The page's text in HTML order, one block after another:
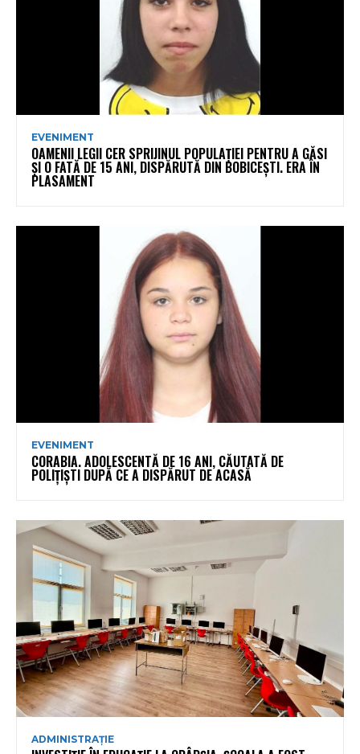
EVENIMENT
OAMENII LEGII CER SPRIJINUL POPULAȚIEI PENTRU A GĂSI
ȘI O FATĂ DE 15 ANI, DISPĂRUTĂ DIN BOBICEȘTI. ERA ÎN
PLASAMENT
EVENIMENT
CORABIA. ADOLESCENTĂ DE 16 ANI, CĂUTATĂ DE
POLIȚIȘTI DUPĂ CE A DISPĂRUT DE ACASĂ
ADMINISTRAȚIE